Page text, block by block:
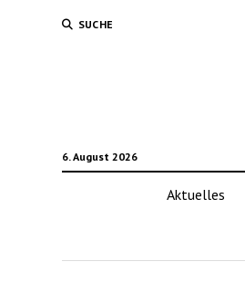
SUCHE
6. August 2026
Aktuelles